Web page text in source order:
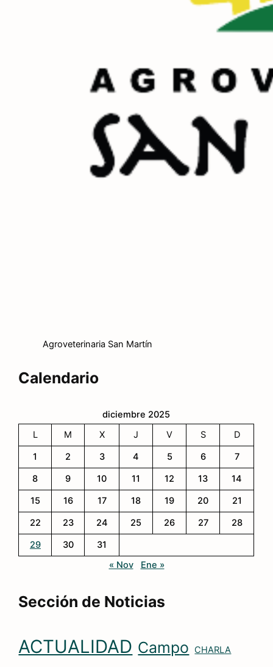
Agroveterinaria San Martín
Calendario
diciembre 2025
L
M X J V S
D
1
2 3 4 5 6
7
8
9 10 11 12 13
14
15
16 17 18 19 20
21
22
23 24 25 26 27
28
29
30
31
« Nov
Ene »
Sección de Noticias
ACTUALIDAD Campo CHARLA